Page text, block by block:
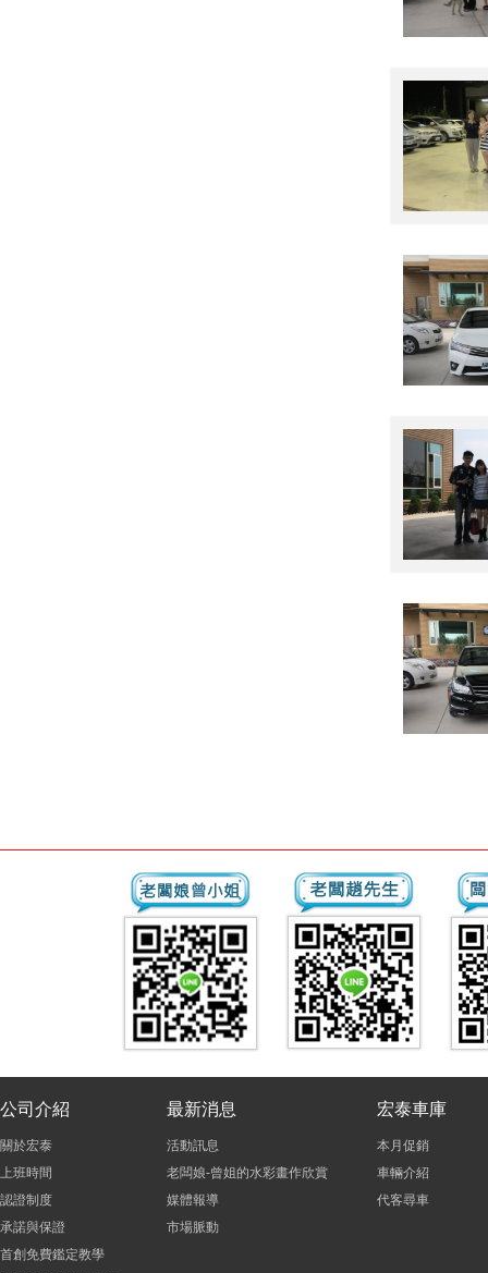
公司介紹
關於宏泰
上班時間
認證制度
承諾與保證
首創免費鑑定教學
最新消息
活動訊息
老闆娘-曾姐的水彩畫作欣賞
媒體報導
市場脈動
宏泰車庫
本月促銷
車輛介紹
代客尋車